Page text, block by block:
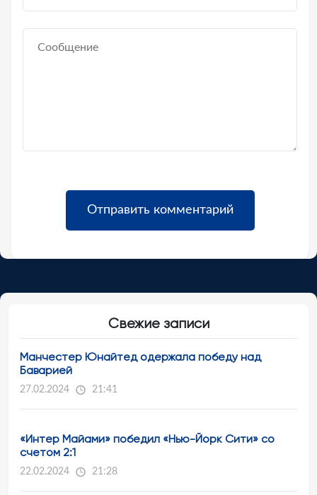
Свежие записи
Манчестер Юнайтед одержала победу над
Баварией
27.02.2024 21:41
«Интер Майами» победил «Нью-Йорк Сити» со
счетом 2:1
22.02.2024 21:28